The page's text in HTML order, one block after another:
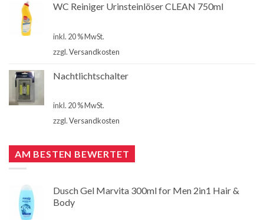
WC Reiniger Urinsteinlöser CLEAN 750ml
inkl. 20 % MwSt.
zzgl.Versandkosten
Nachtlichtschalter
inkl. 20 % MwSt.
zzgl.Versandkosten
AM BESTEN BEWERTET
Dusch Gel Marvita 300ml for Men 2in1 Hair &
Body